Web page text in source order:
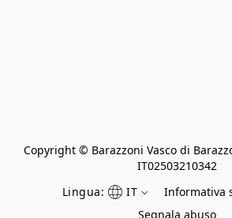
Copyright © Barazzoni Vasco di
IT02503210342
Lingua:
IT
Informativa
Segnala abuso